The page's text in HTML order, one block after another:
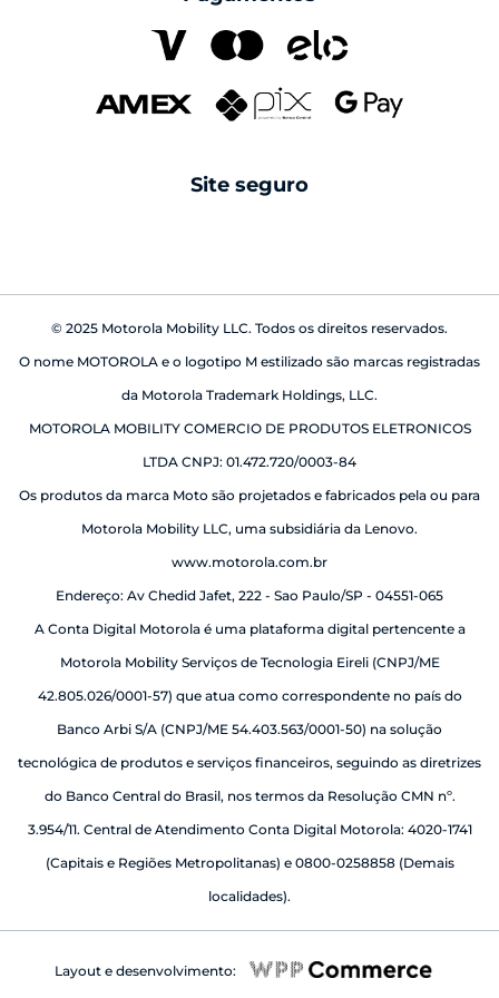
carregadores
cabos
caixas de som
babá eletrônica
Pantone
Swarovski
family space
seguros
reparo fora da garantia
Site seguro
© 2025 Motorola Mobility LLC. Todos os direitos reservados.
O nome MOTOROLA e o logotipo M estilizado são marcas registradas
da Motorola Trademark Holdings, LLC.
MOTOROLA MOBILITY COMERCIO DE PRODUTOS ELETRONICOS
LTDA CNPJ: 01.472.720/0003-84
Os produtos da marca Moto são projetados e fabricados pela ou para
Motorola Mobility LLC, uma subsidiária da Lenovo.
www.motorola.com.br
Endereço: Av Chedid Jafet, 222 - Sao Paulo/SP - 04551-065
A Conta Digital Motorola é uma plataforma digital pertencente a
Motorola Mobility Serviços de Tecnologia Eireli (CNPJ/ME
42.805.026/0001-57) que atua como correspondente no país do
Banco Arbi S/A (CNPJ/ME 54.403.563/0001-50) na solução
tecnológica de produtos e serviços financeiros, seguindo as diretrizes
do Banco Central do Brasil, nos termos da Resolução CMN nº.
3.954/11. Central de Atendimento Conta Digital Motorola: 4020-1741
(Capitais e Regiões Metropolitanas) e 0800-0258858 (Demais
localidades).
Layout e desenvolvimento: